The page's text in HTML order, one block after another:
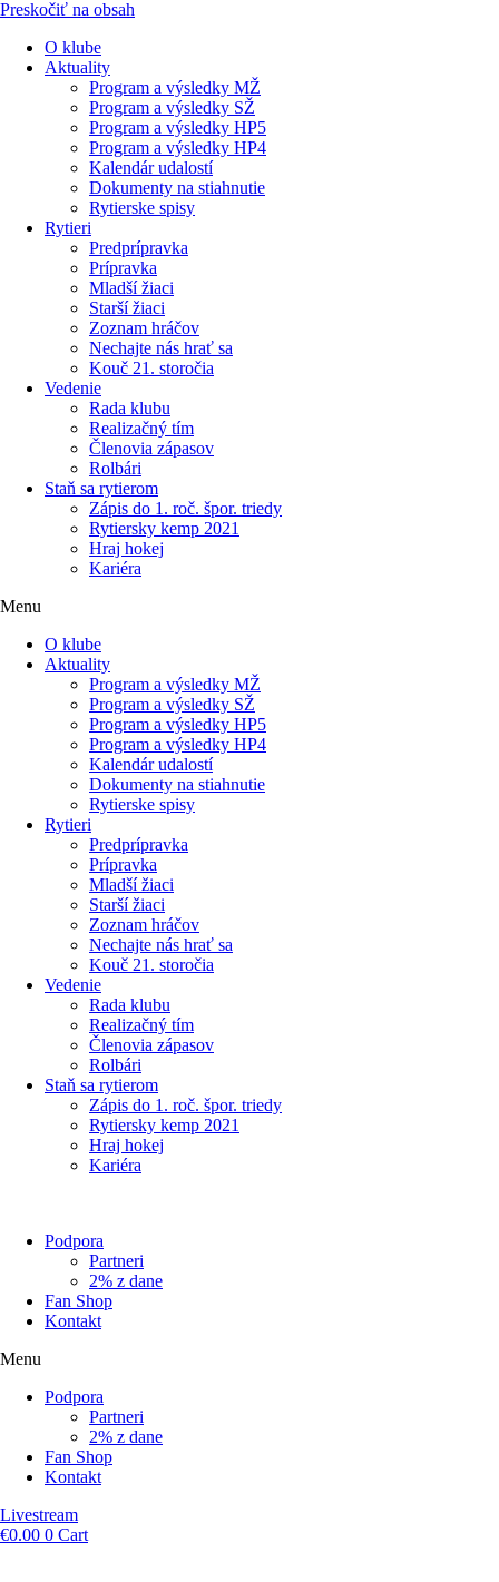
Preskočiť na obsah
O klube
Aktuality
Program a výsledky MŽ
Program a výsledky SŽ
Program a výsledky HP5
Program a výsledky HP4
Kalendár udalostí
Dokumenty na stiahnutie
Rytierske spisy
Rytieri
Predprípravka
Prípravka
Mladší žiaci
Starší žiaci
Zoznam hráčov
Nechajte nás hrať sa
Kouč 21. storočia
Vedenie
Rada klubu
Realizačný tím
Členovia zápasov
Rolbári
Staň sa rytierom
Zápis do 1. roč. špor. triedy
Rytiersky kemp 2021
Hraj hokej
Kariéra
Menu
O klube
Aktuality
Program a výsledky MŽ
Program a výsledky SŽ
Program a výsledky HP5
Program a výsledky HP4
Kalendár udalostí
Dokumenty na stiahnutie
Rytierske spisy
Rytieri
Predprípravka
Prípravka
Mladší žiaci
Starší žiaci
Zoznam hráčov
Nechajte nás hrať sa
Kouč 21. storočia
Vedenie
Rada klubu
Realizačný tím
Členovia zápasov
Rolbári
Staň sa rytierom
Zápis do 1. roč. špor. triedy
Rytiersky kemp 2021
Hraj hokej
Kariéra
Podpora
Partneri
2% z dane
Fan Shop
Kontakt
Menu
Podpora
Partneri
2% z dane
Fan Shop
Kontakt
Livestream
€0.00 0 Cart